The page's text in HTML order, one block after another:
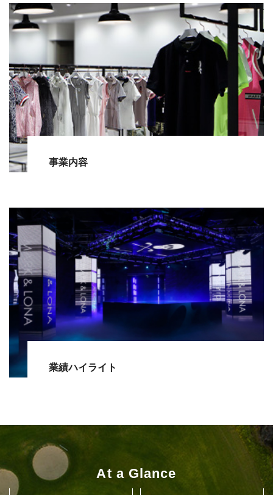
事業内容
業績ハイライト
At a Glance